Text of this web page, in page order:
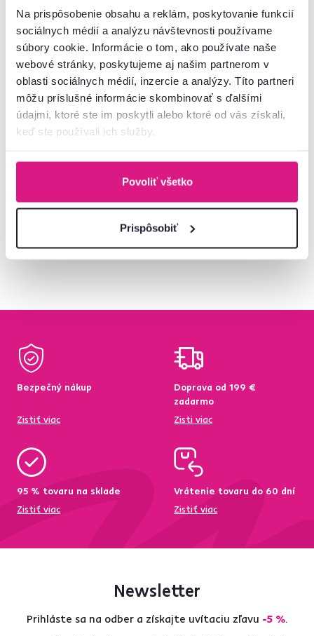
Na prispôsobenie obsahu a reklám, poskytovanie funkcií
sociálnych médií a analýzu návštevnosti používame
súbory cookie. Informácie o tom, ako používate naše
webové stránky, poskytujeme aj našim partnerom v
oblasti sociálnych médií, inzercie a analýzy. Títo partneri
môžu príslušné informácie skombinovať s ďalšími
údajmi, ktoré ste im poskytli alebo ktoré od vás získali,
keď ste používali ich služby.
Povoliť všetko
Prispôsobiť
Záhradný stôl, čierna
oceľ/tvrdené sklo, FRENY
Pozreli ste produktov z
Bezpečný nákup
Zistiť viac
Doprava od 199 €
zadarmo
Zisti viac
95 % tovaru na sklade
Zistiť viac
Vrátenie tovaru do 60 dní
Zistiť viac
Newsletter
Prihláste sa na odber a získajte uvítaciu zľavu -5 %.